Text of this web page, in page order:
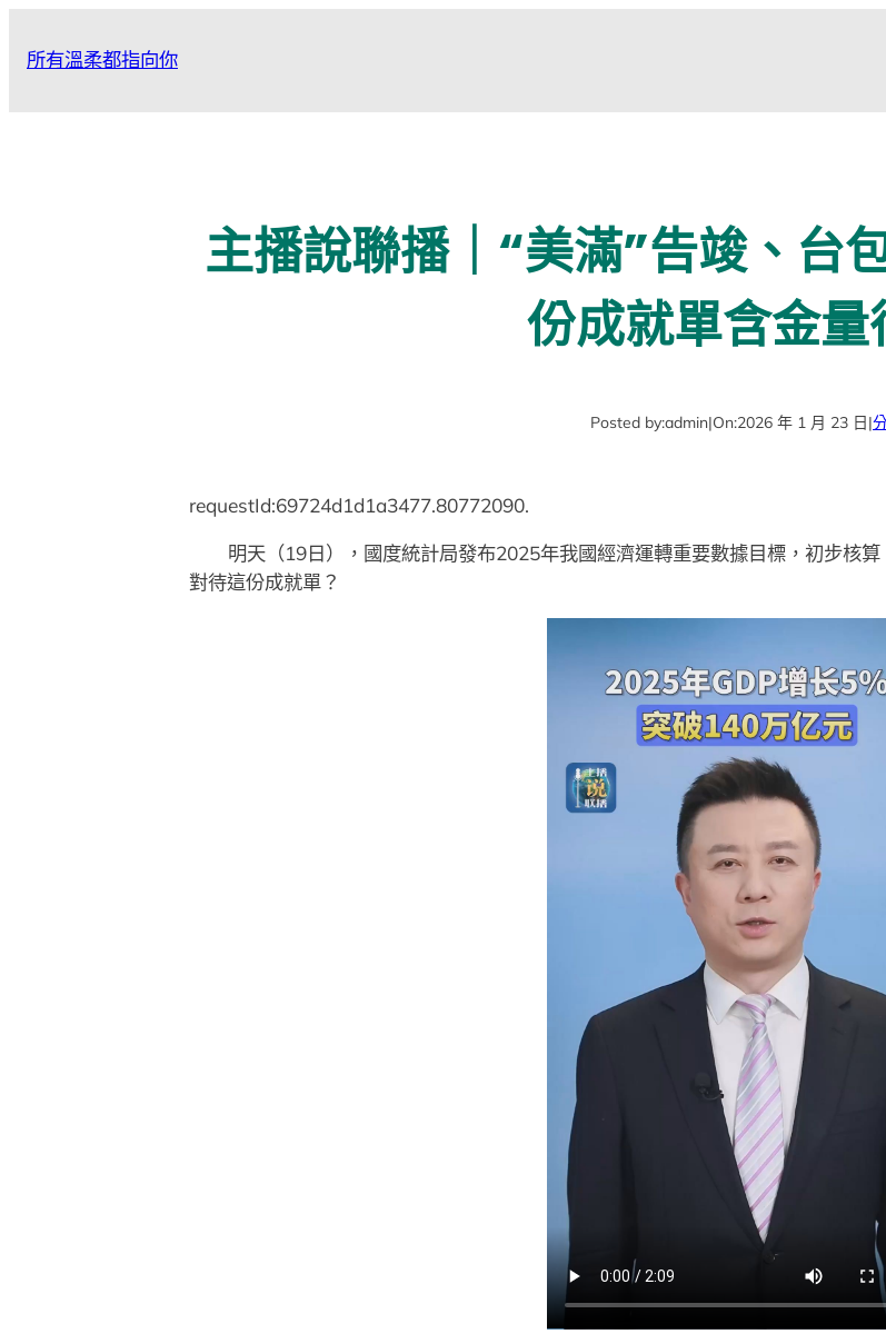
所有溫柔都指向你
主播說聯播｜“美滿”告竣、台
份成就單含金量
Posted by:admin|On:2026 年 1 月 23 日|
requestId:69724d1d1a3477.80772090.
明天（19日），國度統計局發布2025年我國經濟運轉重要數據目標，初步核
對待這份成就單？